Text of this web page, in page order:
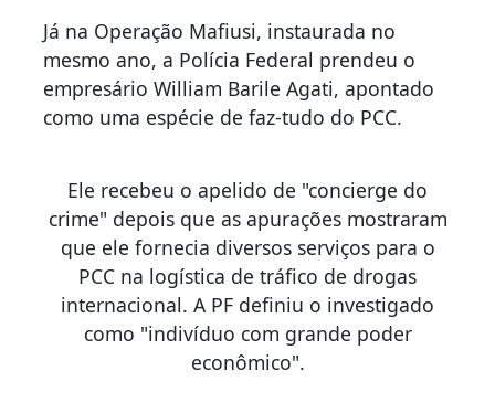
Já na Operação Mafiusi, instaurada no
mesmo ano, a Polícia Federal prendeu o
empresário William Barile Agati, apontado
como uma espécie de faz-tudo do PCC.
Ele recebeu o apelido de "concierge do
crime" depois que as apurações mostraram
que ele fornecia diversos serviços para o
PCC na logística de tráfico de drogas
internacional. A PF definiu o investigado
como "indivíduo com grande poder
econômico".